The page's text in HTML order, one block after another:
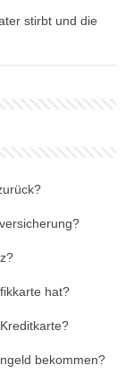
stirbt und die
hat?
bekommen?